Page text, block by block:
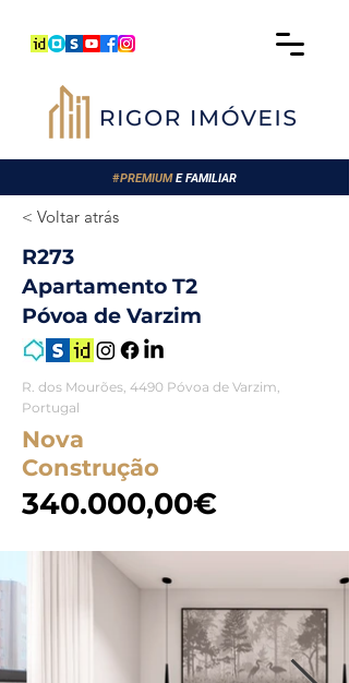
#PREMIUME FAMILIAR
< Voltar atrás
R273
Apartamento T2
Póvoa de Varzim
R. dos Mourões, 4490 Póvoa de Varzim,
Portugal
Nova
Construção
340.000,00€